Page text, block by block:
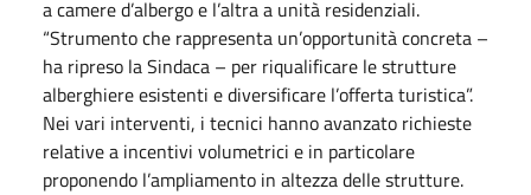
a camere d’albergo e l’altra a unità residenziali.
“Strumento che rappresenta un’opportunità concreta –
ha ripreso la Sindaca – per riqualificare le strutture
alberghiere esistenti e diversificare l’offerta turistica”.
Nei vari interventi, i tecnici hanno avanzato richieste
relative a incentivi volumetrici e in particolare
proponendo l’ampliamento in altezza delle strutture.